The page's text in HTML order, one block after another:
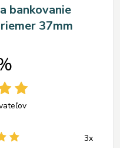
bankovanie
37mm
3x